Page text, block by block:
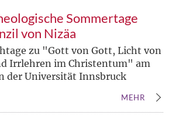
Sommertage
von Nizäa
zu "Gott von Gott, Licht von
Irrlehren im Christentum" am
der Universität Innsbruck
MEHR